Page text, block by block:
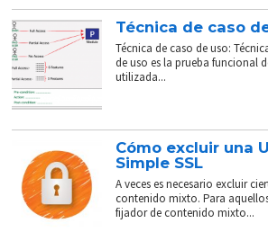
Técnica de caso
Técnica de caso de uso:
de uso es la prueba funcional
utilizada...
Cómo excluir una
Simple SSL
A veces es necesario excluir
contenido mixto. Para
fijador de contenido mixto...